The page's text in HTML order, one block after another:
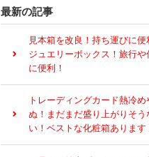
最新の記事
見本箱を改良！持ち運びに便
ジュエリーボックス！旅行や
に便利！
トレーディングカード熱冷め
ぬ！まだまだ盛り上がりそう
い！ベストな化粧箱あります